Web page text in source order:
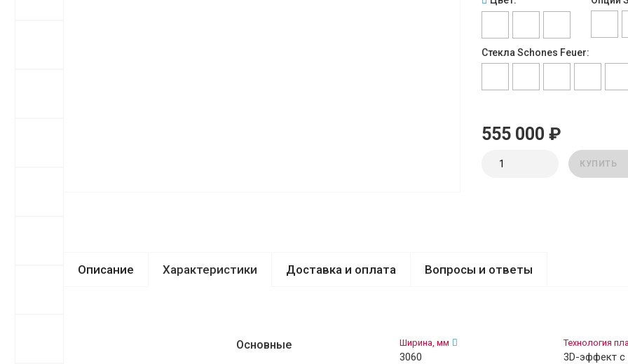
Стекла Schones Feuer:
555 000 ₽
КУПИТЬ
Описание Характеристики Доставка и оплата Вопросы и ответы
Основные Ширина, мм
3060
Технология
3D-эффект с